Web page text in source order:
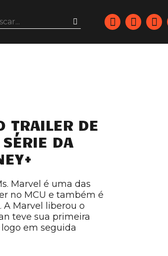
TRAILER DE
DA
Marvel é uma das
no MCU e também é
A Marvel liberou o
teve sua primeira
em seguida